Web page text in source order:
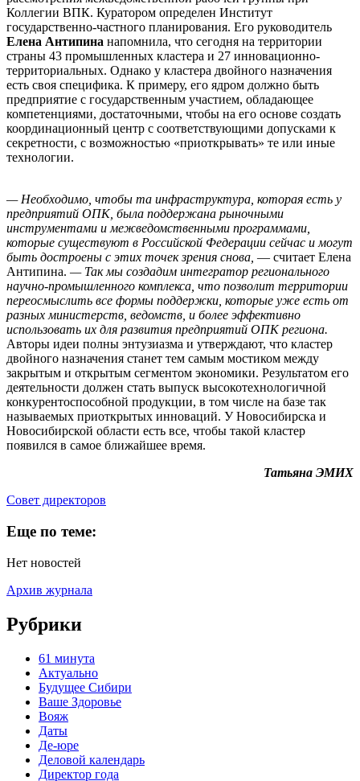
Коллегии ВПК. Куратором определен Институт
государственно-частного планирования. Его руководитель
Елена Антипина напомнила, что сегодня на территории
страны 43 промышленных кластера и 27 инновационно-
территориальных. Однако у кластера двойного назначения
есть своя специфика. К примеру, его ядром должно быть
предприятие с государственным участием, обладающее
компетенциями, достаточными, чтобы на его основе создать
координационный центр с соответствующими допусками к
секретности, с возможностью «приоткрывать» те или иные
технологии.
— Необходимо, чтобы та инфраструктура, которая есть у
предприятий ОПК, была поддержана рыночными
инструментами и межведомственными программами,
которые существуют в Российской Федерации сейчас и могут
быть достроены с этих точек зрения снова, — считает Елена
Антипина. — Так мы создадим интегратор регионального
научно-промышленного комплекса, что позволит территории
переосмыслить все формы поддержки, которые уже есть от
разных министерств, ведомств, и более эффективно
использовать их для развития предприятий ОПК региона.
Авторы идеи полны энтузиазма и утверждают, что кластер
двойного назначения станет тем самым мостиком между
закрытым и открытым сегментом экономики. Результатом его
деятельности должен стать выпуск высокотехнологичной
конкурентоспособной продукции, в том числе на базе так
называемых приоткрытых инноваций. У Новосибирска и
Новосибирской области есть все, чтобы такой кластер
появился в самое ближайшее время.
Татьяна ЭМИХ
Cовет директоров
Еще по теме:
Нет новостей
Архив журнала
Рубрики
61 минута
Актуально
Будущее Сибири
Ваше Здоровье
Вояж
Даты
Де-юре
Деловой календарь
Директор года